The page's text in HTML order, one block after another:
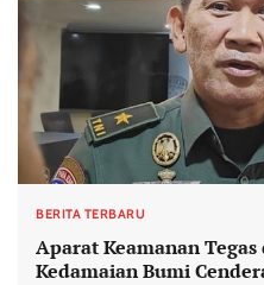
BERITA TERBARU
Aparat Keamanan Tegas
Kedamaian Bumi